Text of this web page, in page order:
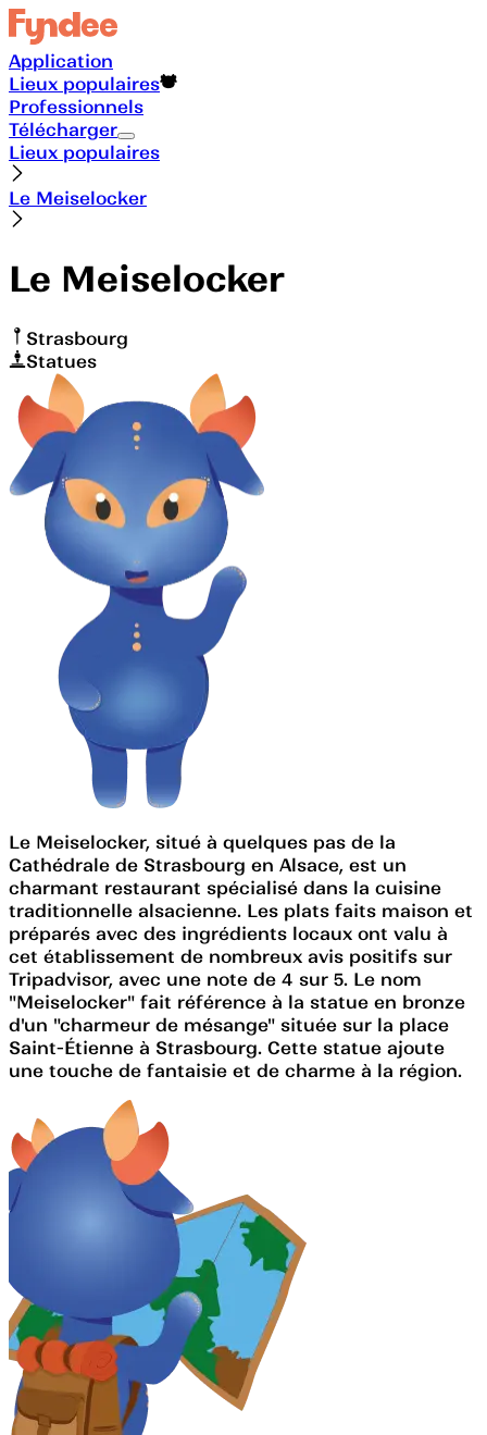
Application
Lieux populaires
Professionnels
Télécharger
Lieux populaires
Le Meiselocker
Le Meiselocker
Strasbourg
Statues
Le Meiselocker, situé à quelques pas de la
Cathédrale de Strasbourg en Alsace, est un
charmant restaurant spécialisé dans la cuisine
traditionnelle alsacienne. Les plats faits maison et
préparés avec des ingrédients locaux ont valu à
cet établissement de nombreux avis positifs sur
Tripadvisor, avec une note de 4 sur 5. Le nom
"Meiselocker" fait référence à la statue en bronze
d'un "charmeur de mésange" située sur la place
Saint-Étienne à Strasbourg. Cette statue ajoute
une touche de fantaisie et de charme à la région.